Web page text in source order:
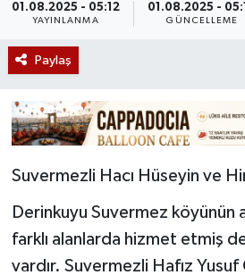
01.08.2025 - 05:12
YAYINLANMA
01.08.2025 -
GÜNCELLEME
Paylaş
Suvermezli Hacı Hüseyin ve
Derinkuyu Suvermez köyünün
farklı alanlarda hizmet etmiş
vardır. Suvermezli Hafız Yusuf